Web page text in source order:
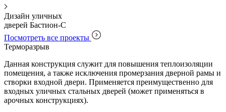
Дизайн уличных
дверей Бастион-С
Посмотреть все проекты
Терморазрыв
Данная конструкция служит для повышения теплоизоляции
помещения, а также исключения промерзания дверной рамы и
створки входной двери. Применяется преимущественно для
входных уличных стальных дверей (может применяться в
арочных конструкциях).